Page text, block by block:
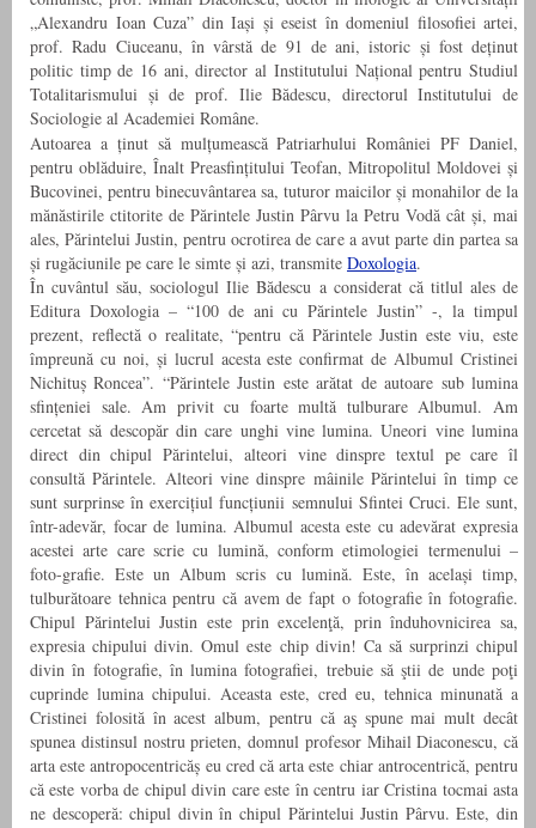
„Alexandru Ioan Cuza” din Iași și eseist în domeniul filosofiei artei,
prof. Radu Ciuceanu, în vârstă de 91 de ani, istoric și fost deținut
politic timp de 16 ani, director al Institutului Național pentru Studiul
Totalitarismului și de prof. Ilie Bădescu, directorul Institutului de
Sociologie al Academiei Române.
Autoarea a ținut să mulțumească Patriarhului României PF Daniel,
pentru oblăduire, Înalt Preasfințitului Teofan, Mitropolitul Moldovei și
Bucovinei, pentru binecuvântarea sa, tuturor maicilor și monahilor de la
mănăstirile ctitorite de Părintele Justin Pârvu la Petru Vodă cât și, mai
ales, Părintelui Justin, pentru ocrotirea de care a avut parte din partea sa
și rugăciunile pe care le simte și azi, transmite Doxologia.
În cuvântul său, sociologul Ilie Bădescu a considerat că titlul ales de
Editura Doxologia – “100 de ani cu Părintele Justin” -, la timpul
prezent, reflectă o realitate, “pentru că Părintele Justin este viu, este
împreună cu noi, și lucrul acesta este confirmat de Albumul Cristinei
Nichituș Roncea”. “Părintele Justin este arătat de autoare sub lumina
sfințeniei sale. Am privit cu foarte multă tulburare Albumul. Am
cercetat să descopăr din care unghi vine lumina. Uneori vine lumina
direct din chipul Părintelui, alteori vine dinspre textul pe care îl
consultă Părintele. Alteori vine dinspre mâinile Părintelui în timp ce
sunt surprinse în exercițiul funcțiunii semnului Sfintei Cruci. Ele sunt,
într-adevăr, focar de lumina. Albumul acesta este cu adevărat expresia
acestei arte care scrie cu lumină, conform etimologiei termenului –
foto-grafie. Este un Album scris cu lumină. Este, în același timp,
tulburătoare tehnica pentru că avem de fapt o fotografie în fotografie.
Chipul Părintelui Justin este prin excelenţă, prin înduhovnicirea sa,
expresia chipului divin. Omul este chip divin! Ca să surprinzi chipul
divin în fotografie, în lumina fotografiei, trebuie să ştii de unde poţi
cuprinde lumina chipului. Aceasta este, cred eu, tehnica minunată a
Cristinei folosită în acest album, pentru că aş spune mai mult decât
spunea distinsul nostru prieten, domnul profesor Mihail Diaconescu, că
arta este antropocentricăș eu cred că arta este chiar antrocentrică, pentru
că este vorba de chipul divin care este în centru iar Cristina tocmai asta
ne descoperă: chipul divin în chipul Părintelui Justin Pârvu. Este, din